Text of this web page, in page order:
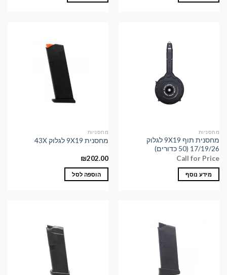
מחסניות
מחסנית תוף 9X19 לגלוק
17/19/26 (50 כדורים)
Call for Price
מידע נוסף
מחסניות
מחסנית 9X19 לגלוק 43X
₪202.00
הוספה לסל